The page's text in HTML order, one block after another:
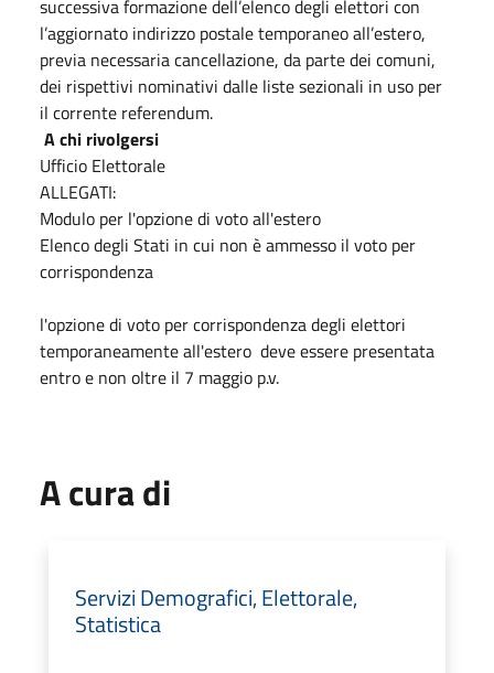
successiva formazione dell’elenco degli elettori con
l’aggiornato indirizzo postale temporaneo all’estero,
previa necessaria cancellazione, da parte dei comuni,
dei rispettivi nominativi dalle liste sezionali in uso per
il corrente referendum.
A chi rivolgersi
Ufficio Elettorale
ALLEGATI:
Modulo per l'opzione di voto all'estero
Elenco degli Stati in cui non è ammesso il voto per
corrispondenza
l'opzione di voto per corrispondenza degli elettori
temporaneamente all'estero deve essere presentata
entro e non oltre il 7 maggio p.v.
A cura di
Servizi Demografici, Elettorale,
Statistica